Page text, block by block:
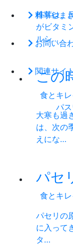
料亭やま
お問い合
関連サイ
パ
椎茸は、
がビタミ
ルシ…
この
食とキ
大寒も過
は、次の
えにな…
パセ
食とキ
パセリの
に入って
タ…